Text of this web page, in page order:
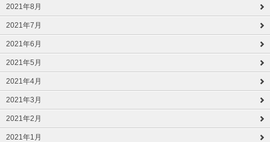
2021年8月
2021年7月
2021年6月
2021年5月
2021年4月
2021年3月
2021年2月
2021年1月